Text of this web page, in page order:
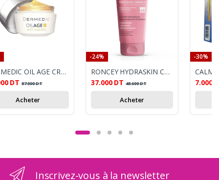
DERMEDIC OIL AGE CREME DU JOUR NOURRISSANTE ANTI-AGE 50ML
DT 87.000DT
Acheter
-24%
RONCEY HYDRASKIN CREME HYDRATANTE PEAU SECHE 50ML
37.000 DT 48.600DT
Acheter
-30%
7.000
Inscrivez-vous à la newsletter